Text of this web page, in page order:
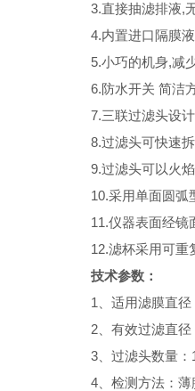
3.直接抽滤排液,
4.内置进口隔膜
5.小巧的机身,减
6.防水开关 简洁
7.三联过滤头设
8.过滤头可快速
9.过滤头可以火
10.采用单面圆弧
11.仪器表面经镜
12.滤杯采用可重
技术参数：
1
、适用滤膜直
2 、有效过滤直
3 、过滤头数量：
4 、检测方法：